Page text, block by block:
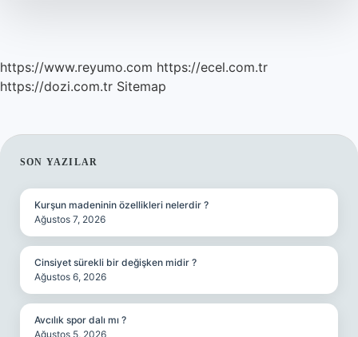
https://www.reyumo.com https://ecel.com.tr
https://dozi.com.tr Sitemap
SIDEBAR
SON YAZILAR
Kurşun madeninin özellikleri nelerdir ?
Ağustos 7, 2026
Cinsiyet sürekli bir değişken midir ?
Ağustos 6, 2026
Avcılık spor dalı mı ?
Ağustos 5, 2026